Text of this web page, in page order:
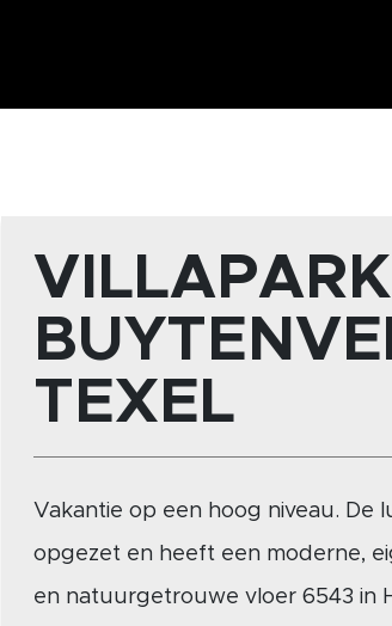
VILLAPARK
TEXEL
Vakantie op een hoog niveau. De
opgezet en heeft een moderne,
en natuurgetrouwe vloer 6543 in